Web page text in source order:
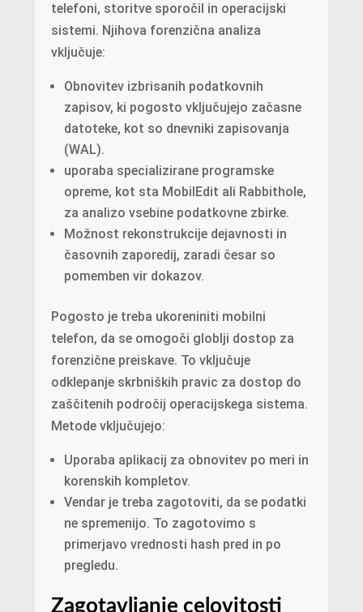
telefoni, storitve sporočil in operacijski
sistemi. Njihova forenzična analiza
vključuje:
Obnovitev izbrisanih podatkovnih
zapisov, ki pogosto vključujejo začasne
datoteke, kot so dnevniki zapisovanja
(WAL).
uporaba specializirane programske
opreme, kot sta MobilEdit ali Rabbithole,
za analizo vsebine podatkovne zbirke.
Možnost rekonstrukcije dejavnosti in
časovnih zaporedij, zaradi česar so
pomemben vir dokazov.
Pogosto je treba ukoreniniti mobilni
telefon, da se omogoči globlji dostop za
forenzične preiskave. To vključuje
odklepanje skrbniških pravic za dostop do
zaščitenih področij operacijskega sistema.
Metode vključujejo:
Uporaba aplikacij za obnovitev po meri in
korenskih kompletov.
Vendar je treba zagotoviti, da se podatki
ne spremenijo. To zagotovimo s
primerjavo vrednosti hash pred in po
pregledu.
Zagotavljanje celovitosti